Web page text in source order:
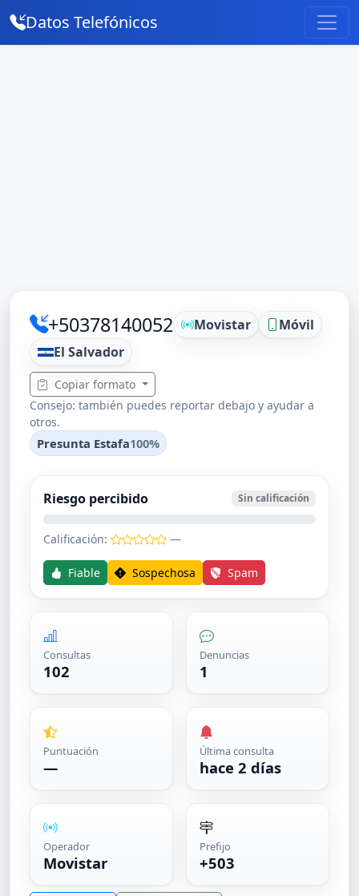
Datos Telefónicos
+50378140052 Movistar
Móvil
El Salvador
Copiar formato
Consejo: también puedes reportar debajo y ayudar a
otros.
Presunta Estafa100%
Riesgo percibido Sin calificación
Calificación: —
Fiable Sospechosa Spam
Consultas
102
Denuncias
1
Puntuación
—
Última consulta
hace 2 días
Operador
Movistar
Prefijo
+503